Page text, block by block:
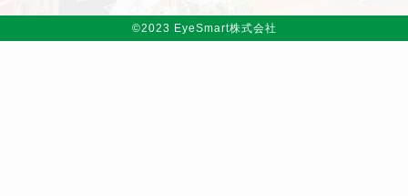
©2023 EyeSmart株式会社